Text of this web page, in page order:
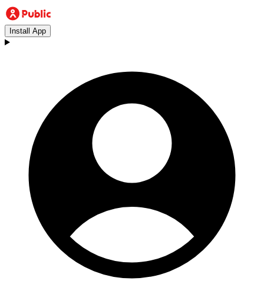
Install App